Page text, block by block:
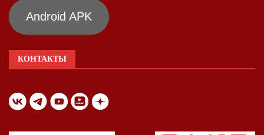
Android APK
КОНТАКТЫ